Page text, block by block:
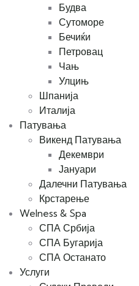
Будва
Сутоморе
Бечиќи
Петровац
Чањ
Улцињ
Шпанија
Италија
Патувања
Викенд Патувања
Декември
Јануари
Далечни Патувања
Крстарење
Welness & Spa
СПА Србија
СПА Бугарија
СПА Останато
Услуги